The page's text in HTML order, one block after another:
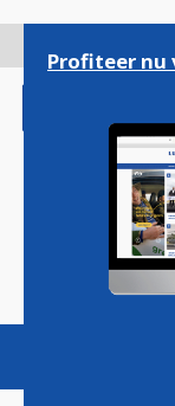
gaan
Magazine
Profiteer nu